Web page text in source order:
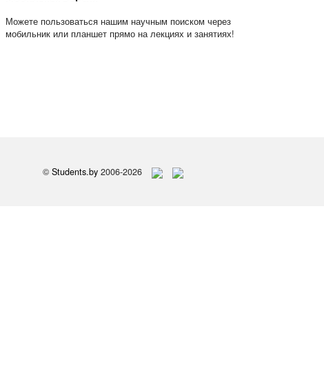
Можете пользоваться нашим научным поиском через
мобильник или планшет прямо на лекциях и занятиях!
© Students.by 2006-2026